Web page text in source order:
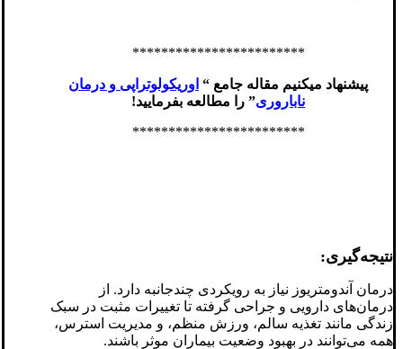
************************
پیشنهاد میکنیم مقاله جامع “ اوریکولوتراپی و درمان
ناباروری” را مطالعه بفرمایید!
************************
نتیجه‌گیری:
درمان آندومتریوز نیاز به رویکردی چندجانبه دارد. از
درمان‌های دارویی و جراحی گرفته تا تغییرات مثبت در سبک
زندگی مانند تغذیه سالم، ورزش منظم، و مدیریت استرس،
همه می‌توانند در بهبود وضعیت بیماران موثر باشند.